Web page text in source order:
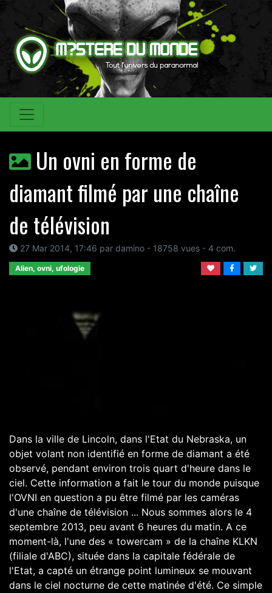
Un ovni en forme de
diamant filmé par une chaîne
de télévision
27 Mar 2014, 17:46 par damino - 18758 vues - 4 com.
Alien, ovni, ufologie
Dans la ville de Lincoln, dans l'Etat du Nebraska, un
objet volant non identifié en forme de diamant a été
observé, pendant environ trois quart d'heure dans le
ciel. Cette information a fait le tour du monde puisque
l'OVNI en question a pu être filmé par les caméras
d'une chaîne de télévision ... Nous sommes alors le 4
septembre 2013, peu avant 6 heures du matin. A ce
moment-là, l'une des « towercam » de la chaîne KLKN
(filiale d'ABC), située dans la capitale fédérale de
l'Etat, a capté un étrange point lumineux se mouvant
dans le ciel nocturne de cette matinée d'été. Ce simple